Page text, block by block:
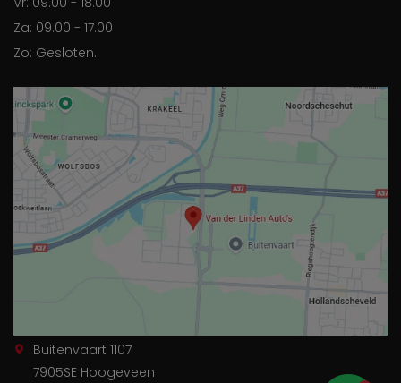
Za: 09.00 - 17.00
Zo: Gesloten.
Buitenvaart 1107
7905SE Hoogeveen